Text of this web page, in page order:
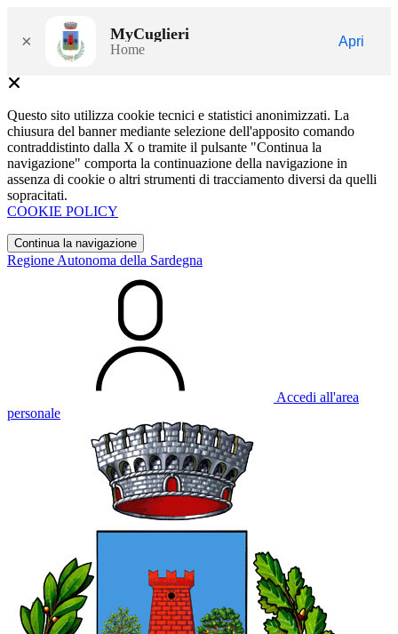
× MyCuglieri
Home
Apri
Questo sito utilizza cookie tecnici e statistici anonimizzati. La
chiusura del banner mediante selezione dell'apposito comando
contraddistinto dalla X o tramite il pulsante "Continua la
navigazione" comporta la continuazione della navigazione in
assenza di cookie o altri strumenti di tracciamento diversi da quelli
sopracitati.
COOKIE POLICY
Continua la navigazione
Regione Autonoma della Sardegna
Accedi all'area
personale